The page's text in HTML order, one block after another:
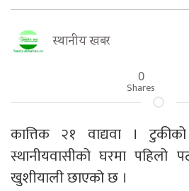
स्थानीय खबर
0
Shares
कात्तिक २१ वाद्यवा ।
स्थानीयवासीको घरमा
खुशीयाली छाएको छ ।